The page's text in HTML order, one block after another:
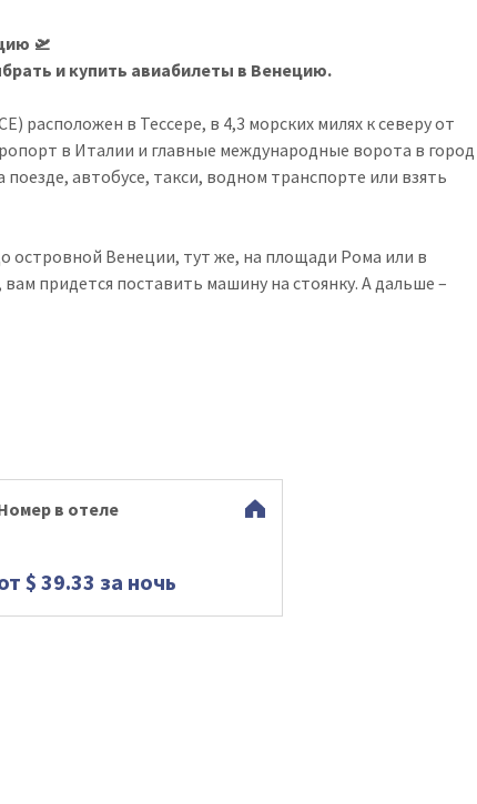
🛫
и купить авиабилеты в Венецию.
расположен в Тессере, в 4,3 морских милях к северу от
в Италии и главные международные ворота в город
автобусе, такси, водном транспорте или взять
островной Венеции, тут же, на площади Рома или в
придется поставить машину на стоянку. А дальше –
в отеле
$ 39.33 за ночь